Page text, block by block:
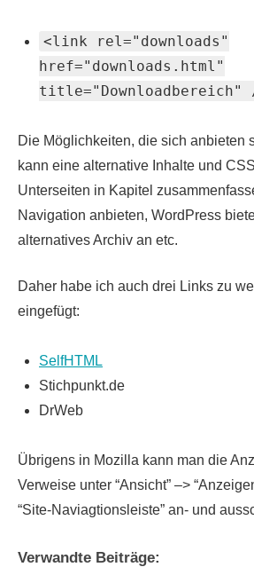
<link rel="downloads"
href="downloads.html"
title="Downloadbereich"
Die Möglichkeiten, die sich anbieten
kann eine alternative Inhalte und
Unterseiten in Kapitel
Navigation anbieten, WordPress
alternatives Archiv an etc.
Daher habe ich auch drei Links zu
eingefügt:
SelfHTML
Stichpunkt.de
DrWeb
Übrigens in Mozilla kann man die
Verweise unter “Ansicht” –>
“Site-Naviagtionsleiste” an- und
Verwandte Beiträge: